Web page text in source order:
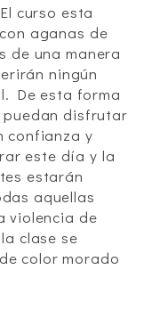
curso esta
aganas de
de una manera
ningún
De esta forma
disfrutar
confianza y
este día y la
estarán
aquellas
violencia de
clase se
color morado